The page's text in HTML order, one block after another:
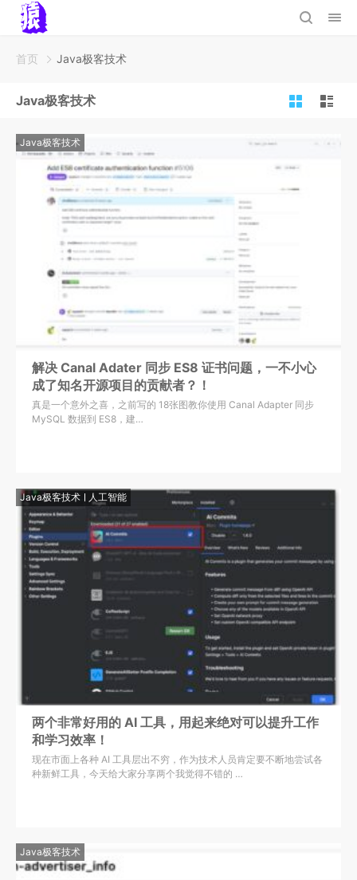
首页 Java极客技术
Java极客技术
Java极客技术
解决 Canal Adater 同步 ES8 证书问题，一不小心
成了知名开源项目的贡献者？！
真是一个意外之喜，之前写的 18张图教你使用 Canal Adapter 同步
MySQL 数据到 ES8，建…
Java极客技术 人工智能
两个非常好用的 AI 工具，用起来绝对可以提升工作
和学习效率！
现在市面上各种 AI 工具层出不穷，作为技术人员肯定要不断地尝试各
种新鲜工具，今天给大家分享两个我觉得不错的 …
Java极客技术